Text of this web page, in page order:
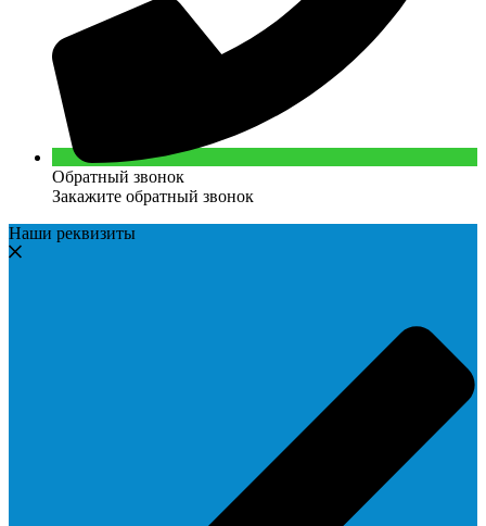
Обратный звонок
Закажите обратный звонок
Наши реквизиты